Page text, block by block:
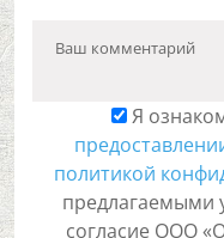
Ваш комментарий
Я
политикой
предлагаемыми
согласие ООО